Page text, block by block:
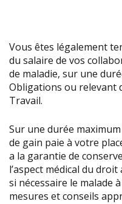
Vous êtes légalement
du salaire de vos
de maladie, sur une
Obligations ou relevant
Travail.
Sur une durée
de gain paie à votre
a la garantie de
l’aspect médical du
si nécessaire le malade
mesures et conseils